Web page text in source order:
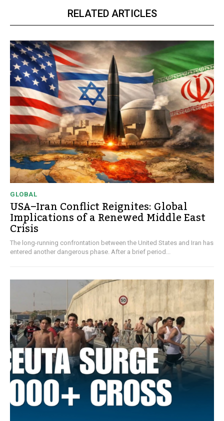
RELATED ARTICLES
GLOBAL
USA–Iran Conflict Reignites: Global
Implications of a Renewed Middle East
Crisis
The long-running confrontation between the United States and Iran has
entered another dangerous phase. After a brief period...